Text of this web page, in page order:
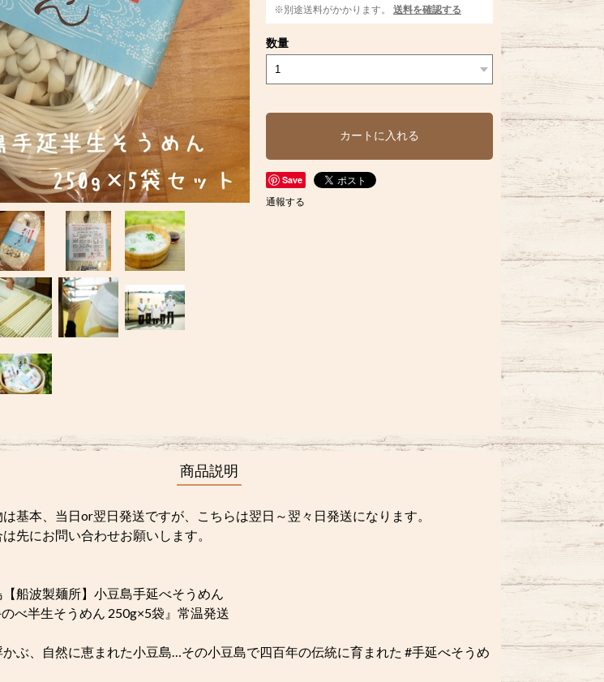
※別途送料がかかります。
送料を確認する
数量
カートに入れる
Save
通報する
商品説明
基本、当日or翌日発送ですが、こちらは翌日～翌々日発送になります。
先にお問い合わせお願いします。
船波製麺所】小豆島手延べそうめん
べ半生そうめん 250g×5袋』常温発送
ぶ、自然に恵まれた小豆島…その小豆島で四百年の伝統に育まれた #手延べそうめ